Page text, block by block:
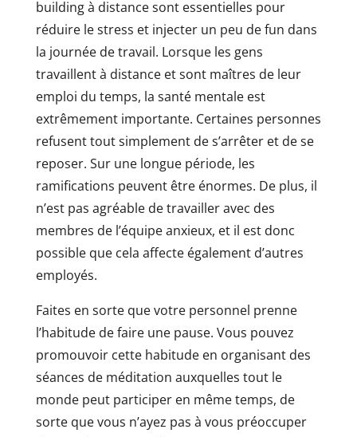
building à distance sont essentielles pour
réduire le stress et injecter un peu de fun dans
la journée de travail. Lorsque les gens
travaillent à distance et sont maîtres de leur
emploi du temps, la santé mentale est
extrêmement importante. Certaines personnes
refusent tout simplement de s’arrêter et de se
reposer. Sur une longue période, les
ramifications peuvent être énormes. De plus, il
n’est pas agréable de travailler avec des
membres de l’équipe anxieux, et il est donc
possible que cela affecte également d’autres
employés.
Faites en sorte que votre personnel prenne
l’habitude de faire une pause. Vous pouvez
promouvoir cette habitude en organisant des
séances de méditation auxquelles tout le
monde peut participer en même temps, de
sorte que vous n’ayez pas à vous préoccuper